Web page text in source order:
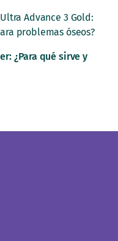
Advance 3 Gold:
problemas óseos?
¿Para qué sirve y